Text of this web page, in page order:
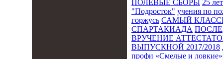
ПОЛЕВЫЕ СБОРЫ 25
"Подросток" учения по
горжусь САМЫЙ
СПАРТАКИАДА
ВРУЧЕНИЕ
ВЫПУСКНОЙ 2017/2018
профи «Смелые и ловкие»